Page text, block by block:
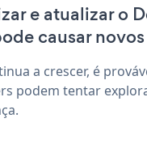
e atualizar o
causar
a crescer, é
podem tentar